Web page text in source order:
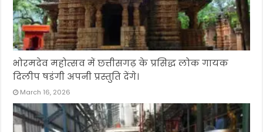
भोरमदेव महोत्सव में छत्तीसगढ़ के प्रसिद्ध लोक गायक
दिलीप षडंगी अपनी प्रस्तुति देंगे।
March 16, 2026